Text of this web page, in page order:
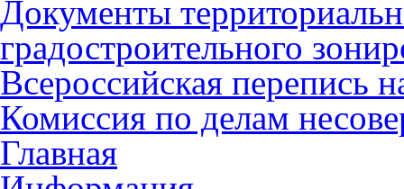
Документы
градостроительного
Всероссийская перепись
Комиссия по делам
Главная